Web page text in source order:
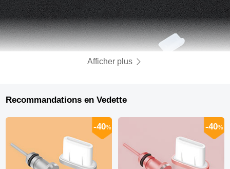
Afficher plus
Recommandations en Vedette
-40% -40%